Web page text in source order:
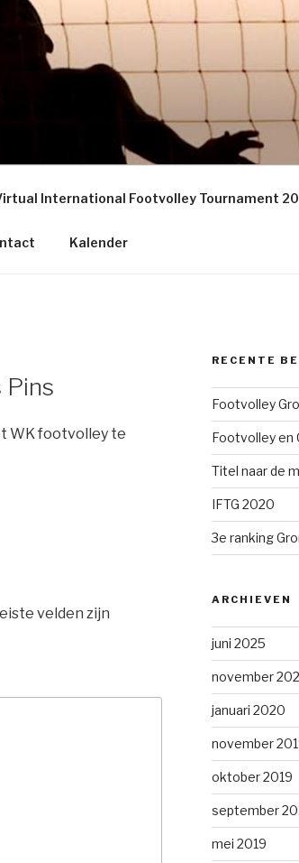
– THE
International Footvolley Tournament
Kalender
Pins
WK footvolley te
velden zijn
RECENTE
Footvolley
Footvolley en
Titel naar de
IFTG 2020
3e ranking
ARCHIEVEN
juni 2025
november
januari 2020
november
oktober 2019
september
mei 2019